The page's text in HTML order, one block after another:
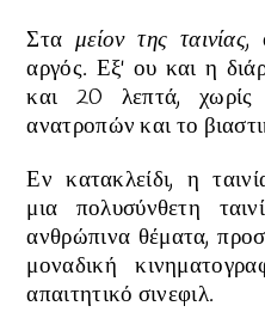
Σταμείον της ταινίας,
αργός. Εξ' ου και η
και 20 λεπτά, χωρίς
ανατροπών και το
Εν κατακλείδι, η
μια πολυσύνθετη
ανθρώπινα θέματα,
μοναδική
απαιτητικό σινεφιλ.